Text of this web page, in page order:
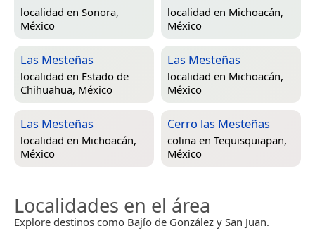
localidad en Sonora,
México
localidad en Michoacán,
México
Las Mesteñas
localidad en Estado de
Chihuahua, México
Las Mesteñas
localidad en Michoacán,
México
Las Mesteñas
localidad en Michoacán,
México
Cerro las Mesteñas
colina en Tequisquiapan,
México
Localidades en el área
Explore destinos como Bajío de González y San Juan.